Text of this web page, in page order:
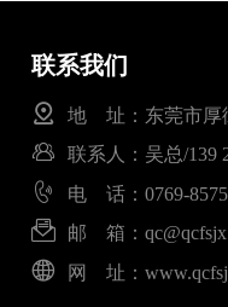
联系我们
地 址：东莞市厚
联系人：吴总/139
电 话：0769-8575
邮 箱：
网 址：